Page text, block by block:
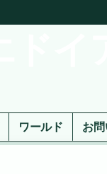
ワールド お